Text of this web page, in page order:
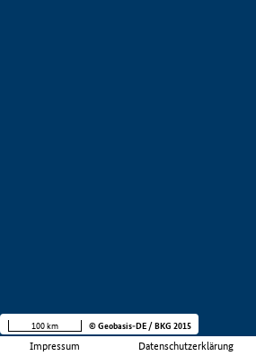
Impressum Datenschutzerklärung
100 km © Geobasis-DE / BKG 2015